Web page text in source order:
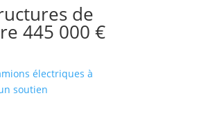
de
445 000 €
électriques à
soutien